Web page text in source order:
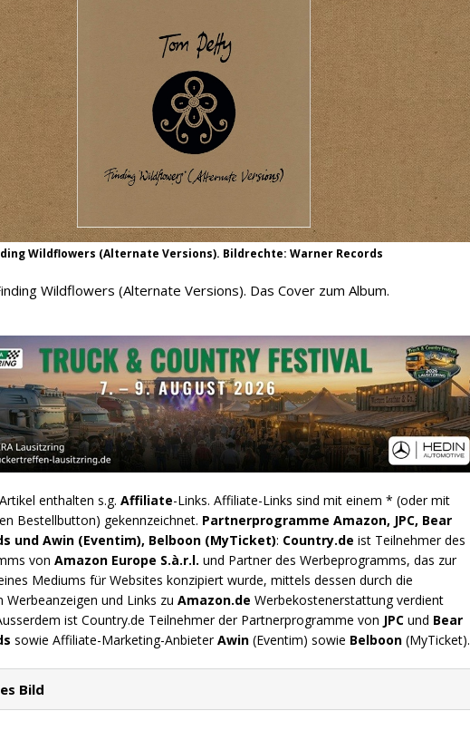
Wildflowers (Alternate Versions). Bildrechte: Warner Records
Wildflowers (Alternate Versions). Das Cover zum Album.
enthalten s.g. Affiliate-Links. Affiliate-Links sind mit einem * (oder mit
Bestellbutton) gekennzeichnet. Partnerprogramme Amazon, JPC, Bear
und Awin (Eventim), Belboon (MyTicket): Country.de ist Teilnehmer des
von Amazon Europe S.à.r.l. und Partner des Werbeprogramms, das zur
Mediums für Websites konzipiert wurde, mittels dessen durch die
Werbeanzeigen und Links zu Amazon.de Werbekostenerstattung verdient
ist Country.de Teilnehmer der Partnerprogramme von JPC und Bear
sowie Affiliate-Marketing-AnbieterAwin (Eventim) sowie Belboon (MyTicket).
Bild